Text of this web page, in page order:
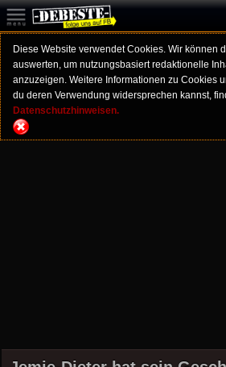
Diese Website verwendet Cookies. Wir können
auswerten, um nutzungsbasiert redaktionelle
anzuzeigen. Weitere Informationen zu Cookies
du deren Verwendung widersprechen kannst,
Datenschutzhinweisen.